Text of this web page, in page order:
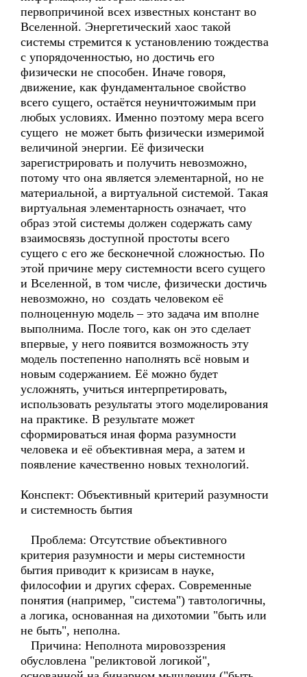
первопричиной всех известных констант во
Вселенной. Энергетический хаос такой
системы стремится к установлению тождества
с упорядоченностью, но достичь его
физически не способен. Иначе говоря,
движение, как фундаментальное свойство
всего сущего, остаётся неуничтожимым при
любых условиях. Именно поэтому мера всего
сущего не может быть физически измеримой
величиной энергии. Её физически
зарегистрировать и получить невозможно,
потому что она является элементарной, но не
материальной, а виртуальной системой. Такая
виртуальная элементарность означает, что
образ этой системы должен содержать саму
взаимосвязь доступной простоты всего
сущего с его же бесконечной сложностью. По
этой причине меру системности всего сущего
и Вселенной, в том числе, физически достичь
невозможно, но создать человеком её
полноценную модель – это задача им вполне
выполнима. После того, как он это сделает
впервые, у него появится возможность эту
модель постепенно наполнять всё новым и
новым содержанием. Её можно будет
усложнять, учиться интерпретировать,
использовать результаты этого моделирования
на практике. В результате может
сформироваться иная форма разумности
человека и её объективная мера, а затем и
появление качественно новых технологий.
Конспект: Объективный критерий разумности
и системность бытия
Проблема: Отсутствие объективного
критерия разумности и меры системности
бытия приводит к кризисам в науке,
философии и других сферах. Современные
понятия (например, "система") тавтологичны,
а логика, основанная на дихотомии "быть или
не быть", неполна.
Причина: Неполнота мировоззрения
обусловлена "реликтовой логикой",